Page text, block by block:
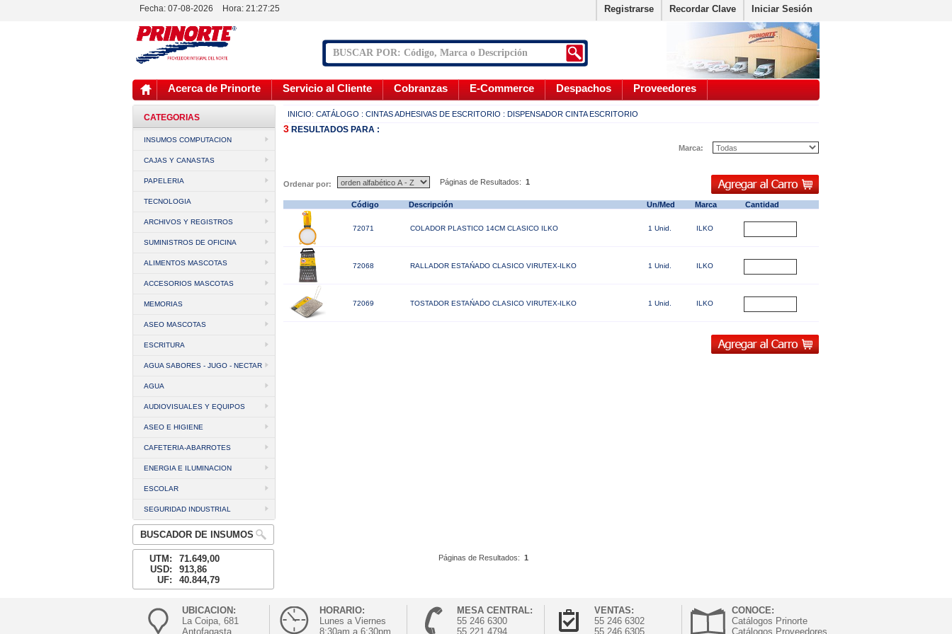
Fecha: 07-08-2026 Hora: 21:27:25 Registrarse Recordar Clave Iniciar Sesión
Acerca de Prinorte Servicio al Cliente Cobranzas E-Commerce Despachos Proveedores
CATEGORIAS
INSUMOS COMPUTACION
CAJAS Y CANASTAS
PAPELERIA
TECNOLOGIA
ARCHIVOS Y REGISTROS
SUMINISTROS DE OFICINA
ALIMENTOS MASCOTAS
ACCESORIOS MASCOTAS
MEMORIAS
ASEO MASCOTAS
ESCRITURA
AGUA SABORES - JUGO - NECTAR
AGUA
AUDIOVISUALES Y EQUIPOS
ASEO E HIGIENE
CAFETERIA-ABARROTES
ENERGIA E ILUMINACION
ESCOLAR
SEGURIDAD INDUSTRIAL
BUSCADOR DE INSUMOS
UTM:
71.649,00
USD:
913,86
UF:
40.844,79
INICIO: CATÁLOGO : CINTAS ADHESIVAS DE ESCRITORIO : DISPENSADOR CINTA ESCRITORIO
3 RESULTADOS PARA :
Marca:
Ordenar por: Páginas de Resultados:1
Código Descripción Un/Med Marca Cantidad
72071 COLADOR PLASTICO 14CM CLASICO ILKO 1 Unid. ILKO
72068 RALLADOR ESTAŃADO CLASICO VIRUTEX-ILKO 1 Unid. ILKO
72069 TOSTADOR ESTAŃADO CLASICO VIRUTEX-ILKO 1 Unid. ILKO
Páginas de Resultados:1
UBICACION:
La Coipa, 681
Antofagasta
HORARIO:
Lunes a Viernes
8:30am a 6:30pm
MESA CENTRAL:
55 246 6300
55 221 4794
VENTAS:
55 246 6302
55 246 6305
CONOCE:
Catálogos Prinorte
Catálogos Proveedores